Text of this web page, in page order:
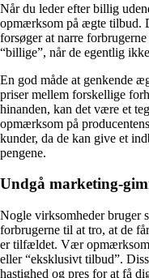
Når du leder efter billig
opmærksom på ægte tilbud.
forsøger at narre
“billige”, når de egentlig
En god måde at genkende
priser mellem forskellige
hinanden, kan det være et
opmærksom på
kunder, da de kan give et
pengene.
Undgå marketing-
Nogle virksomheder bruger
forbrugerne til at tro, at de
er tilfældet. Vær opmærksom
eller “eksklusivt tilbud”.
hastighed og pres for at få